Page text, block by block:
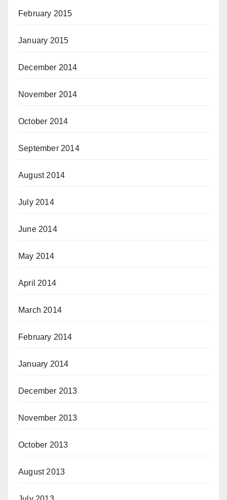
February 2015
January 2015
December 2014
November 2014
October 2014
September 2014
August 2014
July 2014
June 2014
May 2014
April 2014
March 2014
February 2014
January 2014
December 2013
November 2013
October 2013
August 2013